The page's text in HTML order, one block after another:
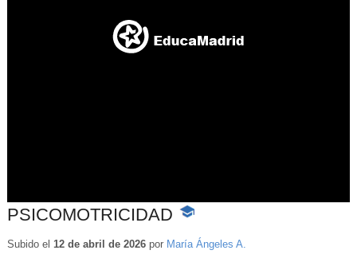
PSICOMOTRICIDAD
-
educativo
Subido el 12 de abril de 2026por María Ángeles A.